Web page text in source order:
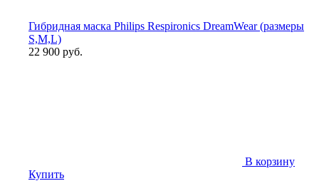
Гибридная маска Philips Respironics DreamWear (размеры
S,М,L)
22 900 руб.
В корзину
Купить